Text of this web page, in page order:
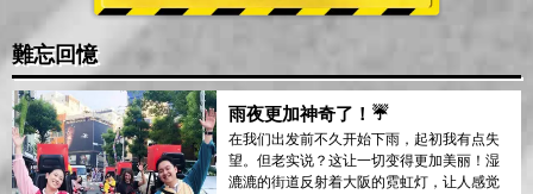
難忘回憶
雨夜更加神奇了！☔
在我们出发前不久开始下雨，起初我有点失
望。但老实说？这让一切变得更加美丽！湿
漉漉的街道反射着大阪的霓虹灯，让人感觉